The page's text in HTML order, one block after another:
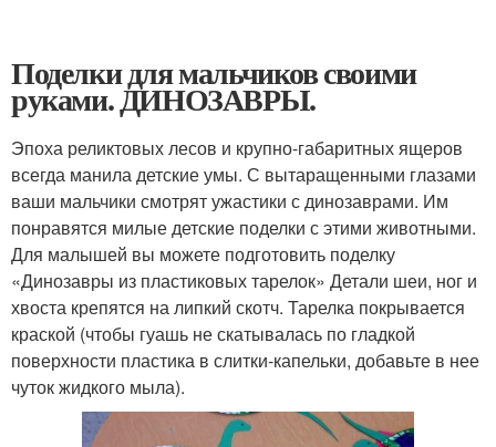
Поделки для мальчиков своими
руками. ДИНОЗАВРЫ.
Эпоха реликтовых лесов и крупно-габаритных ящеров
всегда манила детские умы. С вытаращенными глазами
ваши мальчики смотрят ужастики с динозаврами. Им
понравятся милые детские поделки с этими животными.
Для малышей вы можете подготовить поделку
«Динозавры из пластиковых тарелок» Детали шеи, ног и
хвоста крепятся на липкий скотч. Тарелка покрывается
краской (чтобы гуашь не скатывалась по гладкой
поверхности пластика в слитки-капельки, добавьте в нее
чуток жидкого мыла).